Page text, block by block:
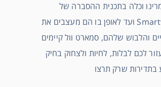
וכלה בתכנית ההסברה של
Smartwool ועד לאופן בו הם מעצבים את
והלבוש שלהם, סמארט וול קיימים
לכם לבלות, לחיות ולצחוק בחיק
שרק תרצו